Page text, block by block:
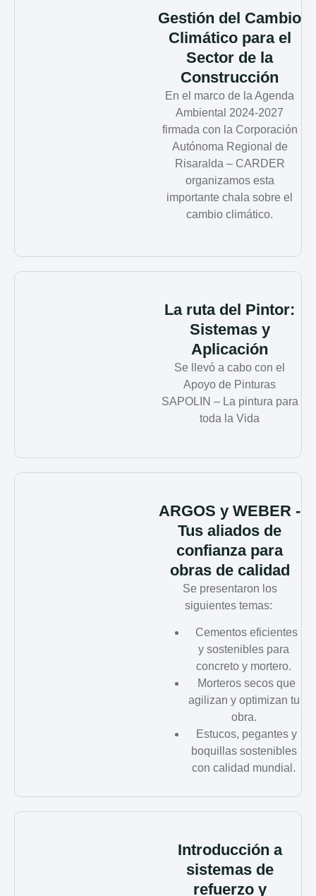
Gestión del Cambio
Climático para el
Sector de la
Construcción
En el marco de la Agenda
Ambiental 2024-2027
firmada con la Corporación
Autónoma Regional de
Risaralda – CARDER
organizamos esta
importante chala sobre el
cambio climático.
La ruta del Pintor:
Sistemas y
Aplicación
Se llevó a cabo con el
Apoyo de Pinturas
SAPOLIN – La pintura para
toda la Vida
ARGOS y WEBER -
Tus aliados de
confianza para
obras de calidad
Se presentaron los
siguientes temas:
Cementos eficientes
y sostenibles para
concreto y mortero.
Morteros secos que
agilizan y optimizan tu
obra.
Estucos, pegantes y
boquillas sostenibles
con calidad mundial.
Introducción a
sistemas de
refuerzo y